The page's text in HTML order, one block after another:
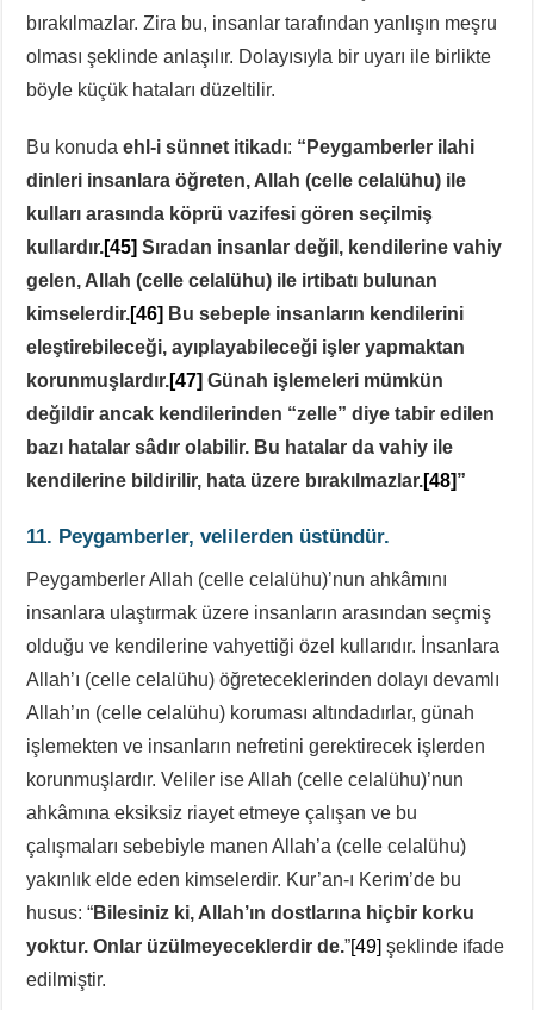
bırakılmazlar. Zira bu, insanlar tarafından yanlışın meşru
olması şeklinde anlaşılır. Dolayısıyla bir uyarı ile birlikte
böyle küçük hataları düzeltilir.
Bu konudaehl-i sünnet itikadı: “Peygamberler ilahi
dinleri insanlara öğreten, Allah (celle celalühu) ile
kulları arasında köprü vazifesi gören seçilmiş
kullardır.[45] Sıradan insanlar değil, kendilerine vahiy
gelen, Allah (celle celalühu) ile irtibatı bulunan
kimselerdir.[46] Bu sebeple insanların kendilerini
eleştirebileceği, ayıplayabileceği işler yapmaktan
korunmuşlardır.[47] Günah işlemeleri mümkün
değildir ancak kendilerinden “zelle” diye tabir edilen
bazı hatalar sâdır olabilir. Bu hatalar da vahiy ile
kendilerine bildirilir, hata üzere bırakılmazlar.[48]”
11. Peygamberler, velilerden üstündür.
Peygamberler Allah (celle celalühu)’nun ahkâmını
insanlara ulaştırmak üzere insanların arasından seçmiş
olduğu ve kendilerine vahyettiği özel kullarıdır. İnsanlara
Allah’ı (celle celalühu) öğreteceklerinden dolayı devamlı
Allah’ın (celle celalühu) koruması altındadırlar, günah
işlemekten ve insanların nefretini gerektirecek işlerden
korunmuşlardır. Veliler ise Allah (celle celalühu)’nun
ahkâmına eksiksiz riayet etmeye çalışan ve bu
çalışmaları sebebiyle manen Allah’a (celle celalühu)
yakınlık elde eden kimselerdir. Kur’an-ı Kerim’de bu
husus: “Bilesiniz ki, Allah’ın dostlarına hiçbir korku
yoktur. Onlar üzülmeyeceklerdir de.”[49] şeklinde ifade
edilmiştir.